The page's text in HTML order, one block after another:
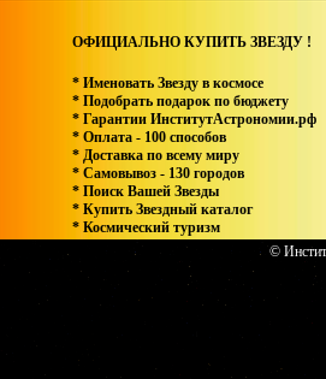
ОФИЦИАЛЬНО КУПИТЬ ЗВЕЗДУ !
* Именовать Звезду в космосе
* Подобрать подарок по бюджету
* Гарантии ИнститутАстрономии.рф
* Оплата - 100 способов
* Доставка по всему миру
* Самовывоз - 130 городов
* Поиск Вашей Звезды
* Купить Звездный каталог
* Космический туризм
©